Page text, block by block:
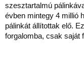
szesztartalmú
évben mintegy 4 millió
pálinkát állítottak elő.
forgalomba, csak saját